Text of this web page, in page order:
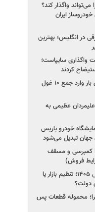
واگذار کند؟
ایران
در انگلیس؛ بهترین
واگذاری سایپاست؛
کردند
۳ خودروساز چینی برای نخستین بار وارد جمع ۱۰ غول
علیمردان عظیمی به
خودرو پاریس
شروع فروش اقساطی زامیاد EX کمپرسی و مسقف
راز واردات ۷۵ هزار خودرو در سال ۱۴۰۵؛ تنظیم بازار یا
محموله قطعات پس